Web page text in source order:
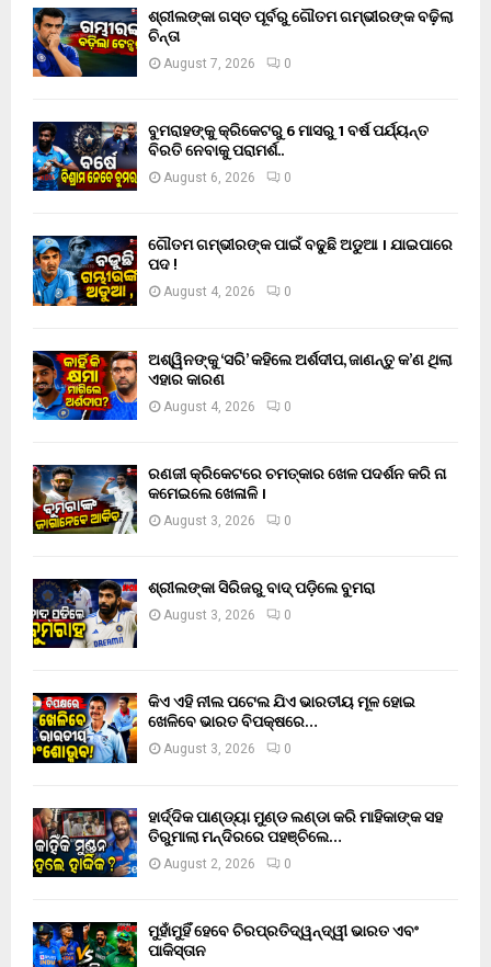
ଶ୍ରୀଲଙ୍କା ଗସ୍ତ ପୂର୍ବରୁ ଗୌତମ ଗମ୍ଭୀରଙ୍କ ବଢ଼ିଲା
ଚିନ୍ତା
August 7, 2026 0
ବୁମରାହଙ୍କୁ କ୍ରିକେଟରୁ 6 ମାସରୁ 1 ବର୍ଷ ପର୍ଯ୍ୟନ୍ତ
ବିରତି ନେବାକୁ ପରାମର୍ଶ..
August 6, 2026 0
ଗୌତମ ଗମ୍ଭୀରଙ୍କ ପାଇଁ ବଢୁଛି ଅଡୁଆ । ଯାଇପାରେ
ପଦ !
August 4, 2026 0
ଅଶ୍ୱିନଙ୍କୁ ‘ସରି’ କହିଲେ ଅର୍ଶଦୀପ, ଜାଣନ୍ତୁ କ’ଣ ଥିଲା
ଏହାର କାରଣ
August 4, 2026 0
ରଣଜୀ କ୍ରିକେଟରେ ଚମତ୍କାର ଖେଳ ପଦର୍ଶନ କରି ନା
କମେଇଲେ ଖେଳାଳି ।
August 3, 2026 0
ଶ୍ରୀଲଙ୍କା ସିରିଜରୁ ବାଦ୍ ପଡ଼ିଲେ ବୁମରା
August 3, 2026 0
କିଏ ଏହି ନୀଲ ପଟେଲ ଯିଏ ଭାରତୀୟ ମୂଳ ହୋଇ
ଖେଳିବେ ଭାରତ ବିପକ୍ଷରେ…
August 3, 2026 0
ହାର୍ଦ୍ଦିକ ପାଣ୍ଡ୍ୟା ମୁଣ୍ଡ ଲଣ୍ଡା କରି ମାହିକାଙ୍କ ସହ
ତିରୁମାଲା ମନ୍ଦିରରେ ପହଞ୍ଚିଲେ…
August 2, 2026 0
ମୁହାଁମୁହିଁ ହେବେ ଚିରପ୍ରତିଦ୍ୱନ୍ଦ୍ୱୀ ଭାରତ ଏବଂ
ପାକିସ୍ତାନ